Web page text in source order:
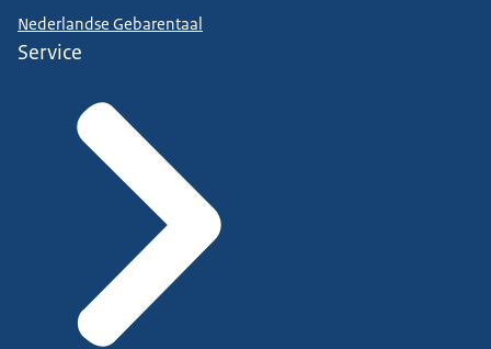
Nederlandse Gebarentaal
Service